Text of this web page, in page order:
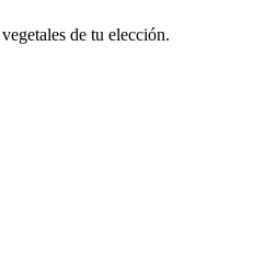
de tu elección.